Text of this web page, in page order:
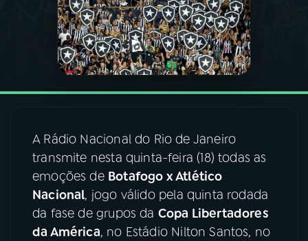
PODCASTS
VIDEOCASTS
07ÚLTIMAS
08FESTIVAL DE MÚSICA
ACOMPANHE A RÁDIO NACIONAL
YouTube Facebook
A Rádio Nacional do Rio de Janeiro
transmite nesta quinta-feira (18) todas as
emoções de Botafogo x Atlético
Nacional, jogo válido pela quinta rodada
da fase de grupos da Copa Libertadores
da América, no Estádio Nilton Santos, no